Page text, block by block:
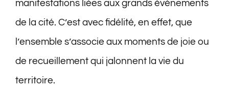
manifestations liées aux grands événements
de la cité. C’est avec fidélité, en effet, que
l’ensemble s’associe aux moments de joie ou
de recueillement qui jalonnent la vie du
territoire.